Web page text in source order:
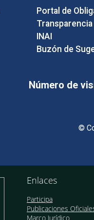
Portal de
Transparencia
INAI
Buzón de
Número de
©
Enlaces
Participa
Publicaciones
Marco Jurídico